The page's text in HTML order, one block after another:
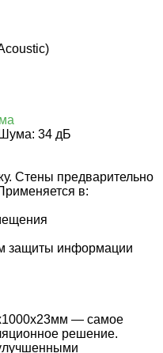
34 дБ
Стены предварительно
в:
защиты информации
— самое
решение.